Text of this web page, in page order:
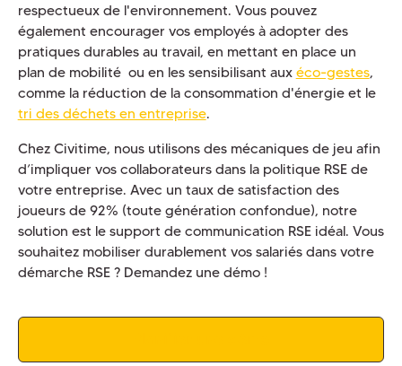
respectueux de l'environnement. Vous pouvez
également encourager vos employés à adopter des
pratiques durables au travail, en mettant en place un
plan de mobilité ou en les sensibilisant aux éco-gestes,
comme la réduction de la consommation d'énergie et le
tri des déchets en entreprise.
Chez Civitime, nous utilisons des mécaniques de jeu afin
d’impliquer vos collaborateurs dans la politique RSE de
votre entreprise. Avec un taux de satisfaction des
joueurs de 92% (toute génération confondue), notre
solution est le support de communication RSE idéal. Vous
souhaitez mobiliser durablement vos salariés dans votre
démarche RSE ? Demandez une démo !